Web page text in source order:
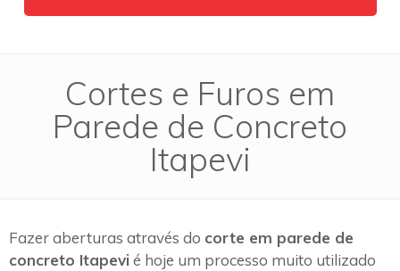
Cortes e Furos em
Parede de Concreto
Itapevi
Fazer aberturas através do corte em parede de
concreto Itapevi é hoje um processo muito utilizado